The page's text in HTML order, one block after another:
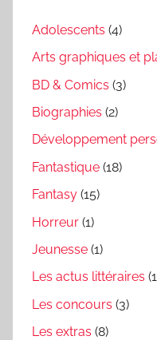
Adolescents (4)
Arts graphiques et
BD & Comics (3)
Biographies (2)
Développement
Fantastique (18)
Fantasy (15)
Horreur (1)
Jeunesse (1)
Les actus littéraires
Les concours (3)
Les extras (8)